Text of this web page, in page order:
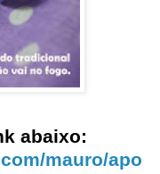
abaixo:
mauro/apo